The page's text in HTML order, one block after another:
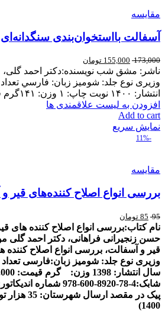
مقایسه
آسفالت بااستخوان‌بندی سنگدانه‌ای
173,000
155,000 تومان
ناشر: مشق شب نويسنده:دکتر احمد
انتشار: ۱۴۰۰ نوبت چاپ: ۱ وزن: ۱۴۱گرم قیمت: 155000تومان
افزودن به لیست علاقمندی ها
Add to cart
نمایش سریع
-11%
مقایسه
بررسی انواع اصلاح کننده‌های قیر
95
85 تومان
نام کتاب:بررسی انواع اصلاح کننده های
حسن زنجیرانی فراهانی، دکتر احمد گلی
قیر و آسفالت، بررسی انواع اصلاح کننده
وزیری نوع جلد: شومیز زبان:فارسیتعداد
سال انتشار: 1398
وزن: گرم قیمت: 95.000 تومان
شابک:4-78-8920-600-978
شماره
پیک در مقصد
ارسال
1400)